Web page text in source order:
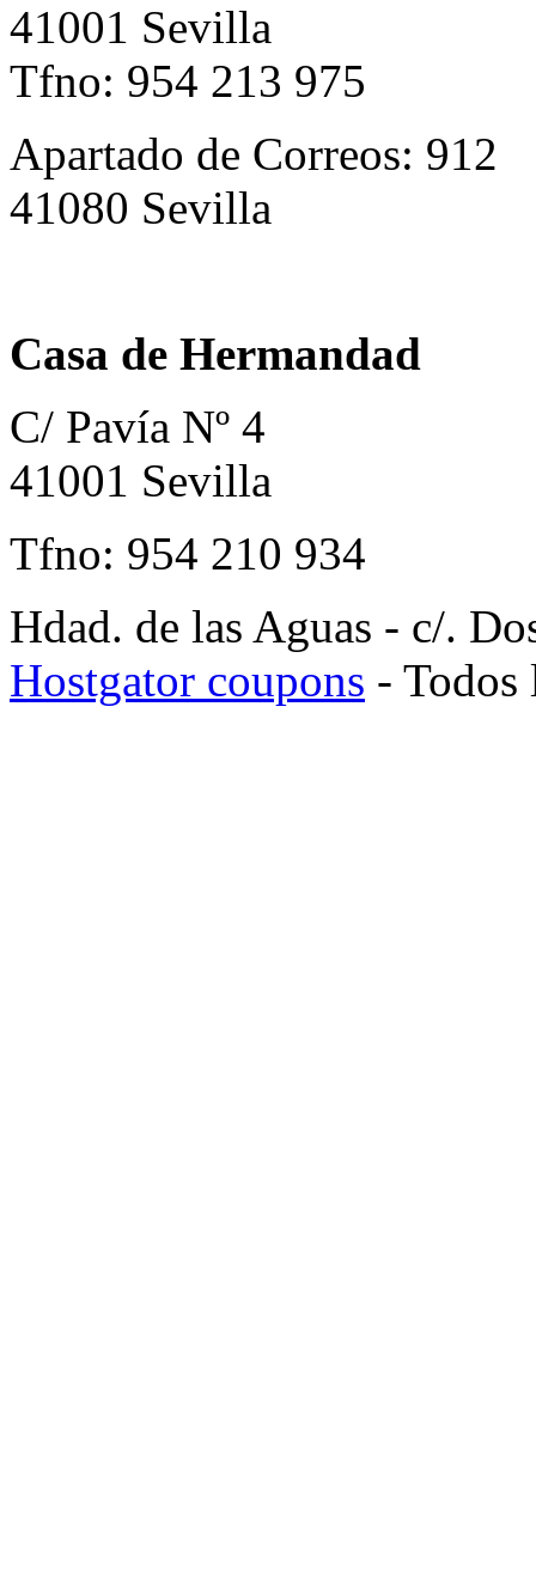
41001 Sevilla
Tfno: 954 213 975
Apartado de Correos: 912
41080 Sevilla
Casa de Hermandad
C/ Pavía Nº 4
41001 Sevilla
Tfno: 954 210 934
Hdad. de las Aguas - c/.
Hostgator coupons - Todos